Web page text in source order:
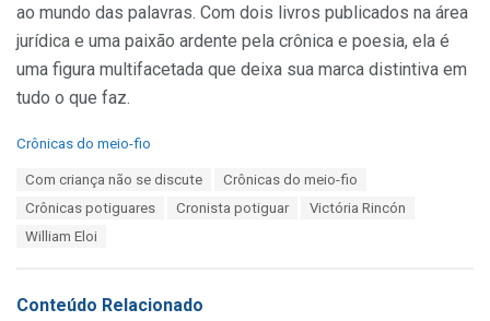
ao mundo das palavras. Com dois livros publicados na área
jurídica e uma paixão ardente pela crônica e poesia, ela é
uma figura multifacetada que deixa sua marca distintiva em
tudo o que faz.
C
e
Crônicas do meio-fio
Com criança não se discute
Crônicas do meio-fio
Crônicas potiguares
Cronista potiguar
Victória Rincón
William Eloi
Conteúdo Relacionado